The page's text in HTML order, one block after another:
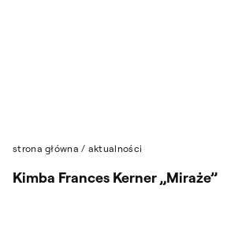
strona główna / aktualności
Kimba Frances Kerner „Miraże”